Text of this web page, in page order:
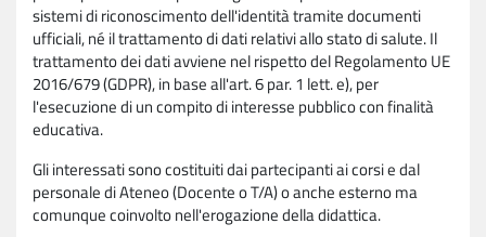
sistemi di riconoscimento dell'identità tramite documenti
ufficiali, né il trattamento di dati relativi allo stato di salute. Il
trattamento dei dati avviene nel rispetto del Regolamento UE
2016/679 (GDPR), in base all'art. 6 par. 1 lett. e), per
l'esecuzione di un compito di interesse pubblico con finalità
educativa.
Gli interessati sono costituiti dai partecipanti ai corsi e dal
personale di Ateneo (Docente o T/A) o anche esterno ma
comunque coinvolto nell'erogazione della didattica.